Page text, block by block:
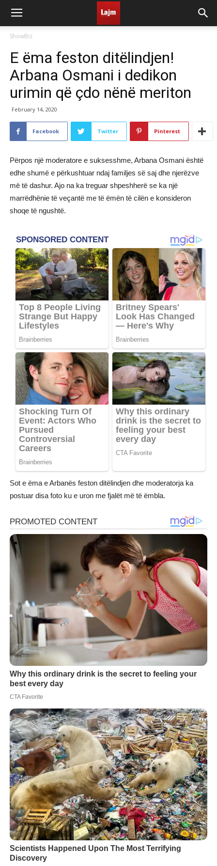
ShowBiz
E ëma feston ditëlindjen!
Arbana Osmani i dedikon
urimin që çdo nënë meriton
February 14, 2020
Facebook Twitter Pinterest
Përpos një moderatore e suksesshme, Arbana Osmani është
edhe shumë e përkushtuar ndaj familjes së saj dhe njerëzve
më të dashur. Ajo na ka treguar shpeshherë se ka një
marrëdhënie të veçantë me të ëmën të cilën e konsideron
shoqe të ngushtë.
Sot e ëma e Arbanës feston ditëlindjen dhe moderatorja ka
postuar disa foto ku e uron me fjalët më të ëmbla.